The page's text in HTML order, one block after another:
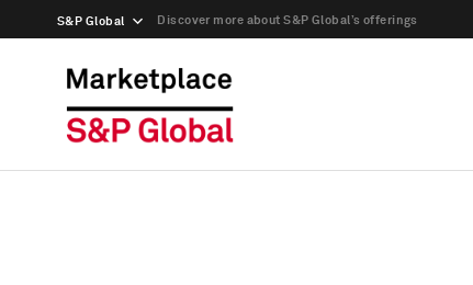
S&P Global Discover more about S&P Global’s offerings